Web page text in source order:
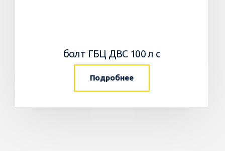
болт ГБЦ ДВС 100 л с
Подробнее